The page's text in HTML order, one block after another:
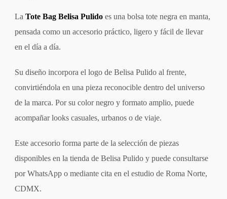
La Tote Bag Belisa Pulido es una bolsa tote negra en manta,
pensada como un accesorio práctico, ligero y fácil de llevar
en el día a día.
Su diseño incorpora el logo de Belisa Pulido al frente,
convirtiéndola en una pieza reconocible dentro del universo
de la marca. Por su color negro y formato amplio, puede
acompañar looks casuales, urbanos o de viaje.
Este accesorio forma parte de la selección de piezas
disponibles en la tienda de Belisa Pulido y puede consultarse
por WhatsApp o mediante cita en el estudio de Roma Norte,
CDMX.